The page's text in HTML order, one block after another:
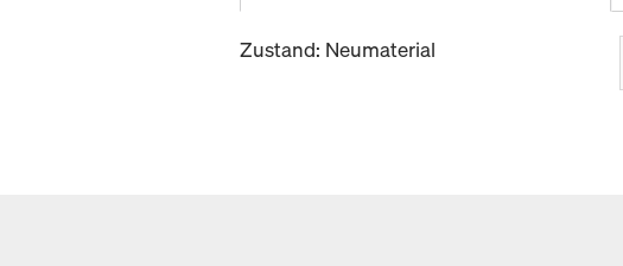
Zustand: Neumaterial